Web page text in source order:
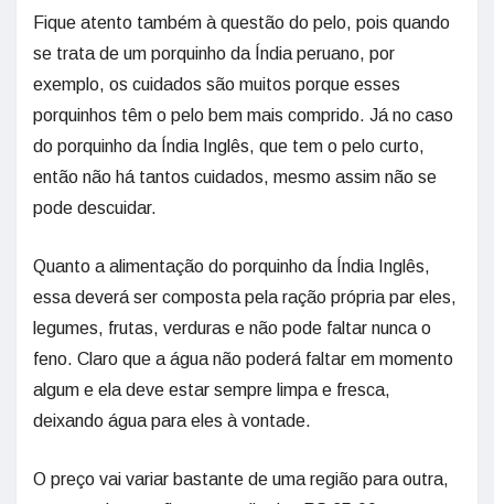
Fique atento também à questão do pelo, pois quando
se trata de um porquinho da Índia peruano, por
exemplo, os cuidados são muitos porque esses
porquinhos têm o pelo bem mais comprido. Já no caso
do porquinho da Índia Inglês, que tem o pelo curto,
então não há tantos cuidados, mesmo assim não se
pode descuidar.
Quanto a alimentação do porquinho da Índia Inglês,
essa deverá ser composta pela ração própria par eles,
legumes, frutas, verduras e não pode faltar nunca o
feno. Claro que a água não poderá faltar em momento
algum e ela deve estar sempre limpa e fresca,
deixando água para eles à vontade.
O preço vai variar bastante de uma região para outra,